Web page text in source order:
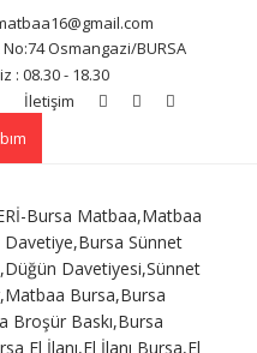
Osmangazi/BURSA
: 08.30 - 18.30
İletişim